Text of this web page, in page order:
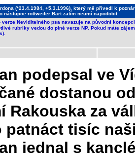
(*23.4.1984, +5.3.1996), který mě přivedl k
nástupce rottweiler Bart zatím neumí napodobit.
verze Neviditelného psa navazuje na původní
rubriky vedou do plné verze NP. Pokud máte
podepsal ve
dostanou
Rakouska za
patnáct tisíc
jednal s